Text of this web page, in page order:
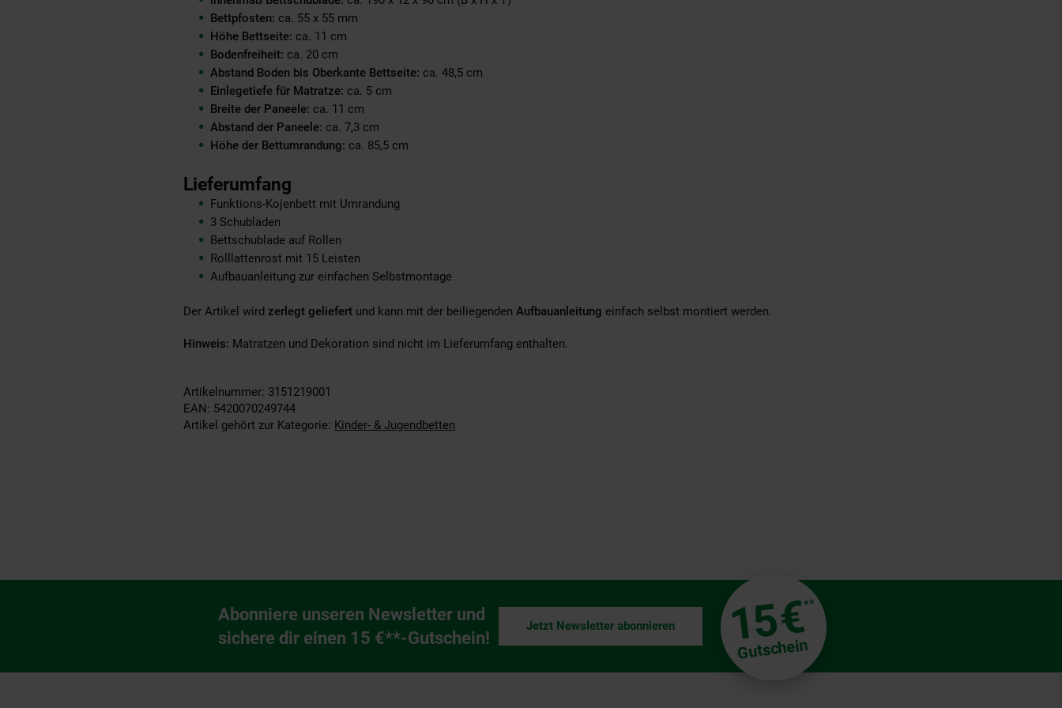
Bettpfosten: ca. 55 x 55 mm
Höhe Bettseite: ca. 11 cm
Bodenfreiheit: ca. 20 cm
Abstand Boden bis Oberkante Bettseite: ca. 48,5 cm
Einlegetiefe für Matratze: ca. 5 cm
Breite der Paneele: ca. 11 cm
Abstand der Paneele: ca. 7,3 cm
Höhe der Bettumrandung: ca. 85,5 cm
Lieferumfang
Funktions-Kojenbett mit Umrandung
3 Schubladen
Bettschublade auf Rollen
Rolllattenrost mit 15 Leisten
Aufbauanleitung zur einfachen Selbstmontage
Der Artikel wird zerlegt geliefert und kann mit der beiliegenden Aufbauanleitung einfach selbst montiert werden.
Hinweis: Matratzen und Dekoration sind nicht im Lieferumfang enthalten.
Artikelnummer: 3151219001
EAN: 5420070249744
Artikel gehört zur Kategorie: Kinder- & Jugendbetten
Newsletter Anmeldung
Abonniere unseren Newsletter und
sichere dir einen 15 €**-Gutschein!
15€**
Gutschein
Jetzt Newsletter abonnieren